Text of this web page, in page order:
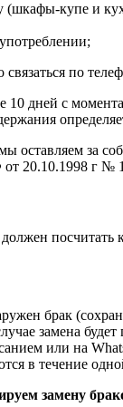
купе и
по
дней с
оставляем за
от 20.10.1998 г №
брак
замена будет
или на
в течение
замену